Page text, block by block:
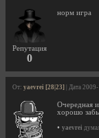
Репутация
0
норм игра
От: yaevrei [28|23] | Дата
Очередная
хорошо
• yaevrei